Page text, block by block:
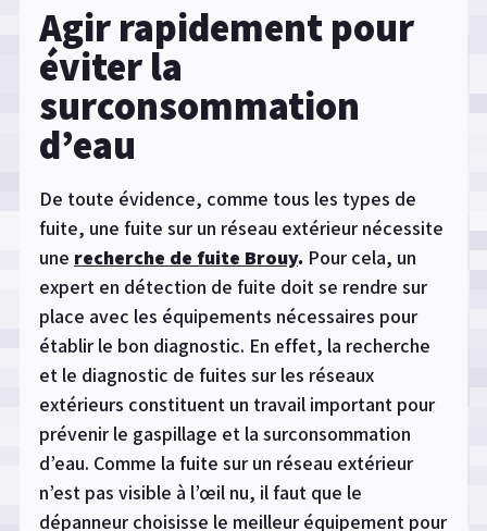
Agir rapidement pour
éviter la
surconsommation
d’eau
De toute évidence, comme tous les types de
fuite, une fuite sur un réseau extérieur nécessite
une recherche de fuite Brouy. Pour cela, un
expert en détection de fuite doit se rendre sur
place avec les équipements nécessaires pour
établir le bon diagnostic. En effet, la recherche
et le diagnostic de fuites sur les réseaux
extérieurs constituent un travail important pour
prévenir le gaspillage et la surconsommation
d’eau. Comme la fuite sur un réseau extérieur
n’est pas visible à l’œil nu, il faut que le
dépanneur choisisse le meilleur équipement pour